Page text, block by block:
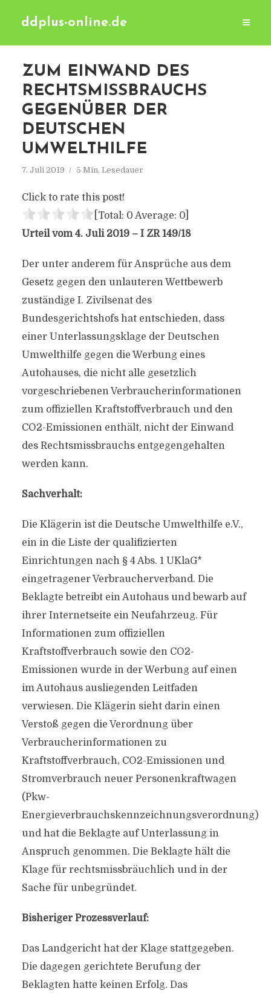
ddplus-online.de
ZUM EINWAND DES
RECHTSMISSBRAUCHS
GEGENÜBER DER
DEUTSCHEN
UMWELTHILFE
7. Juli 2019 5 Min. Lesedauer
Click to rate this post!
[Total: 0 Average: 0]
Urteil vom 4. Juli 2019 – I ZR 149/18
Der unter anderem für Ansprüche aus dem
Gesetz gegen den unlauteren Wettbewerb
zuständige I. Zivilsenat des
Bundesgerichtshofs hat entschieden, dass
einer Unterlassungsklage der Deutschen
Umwelthilfe gegen die Werbung eines
Autohauses, die nicht alle gesetzlich
vorgeschriebenen Verbraucherinformationen
zum offiziellen Kraftstoffverbrauch und den
CO2-Emissionen enthält, nicht der Einwand
des Rechtsmissbrauchs entgegengehalten
werden kann.
Sachverhalt:
Die Klägerin ist die Deutsche Umwelthilfe e.V.,
ein in die Liste der qualifizierten
Einrichtungen nach § 4 Abs. 1 UKlaG*
eingetragener Verbraucherverband. Die
Beklagte betreibt ein Autohaus und bewarb auf
ihrer Internetseite ein Neufahrzeug. Für
Informationen zum offiziellen
Kraftstoffverbrauch sowie den CO2-
Emissionen wurde in der Werbung auf einen
im Autohaus ausliegenden Leitfaden
verwiesen. Die Klägerin sieht darin einen
Verstoß gegen die Verordnung über
Verbraucherinformationen zu
Kraftstoffverbrauch, CO2-Emissionen und
Stromverbrauch neuer Personenkraftwagen
(Pkw-
Energieverbrauchskennzeichnungsverordnung)
und hat die Beklagte auf Unterlassung in
Anspruch genommen. Die Beklagte hält die
Klage für rechtsmissbräuchlich und in der
Sache für unbegründet.
Bisheriger Prozessverlauf:
Das Landgericht hat der Klage stattgegeben.
Die dagegen gerichtete Berufung der
Beklagten hatte keinen Erfolg. Das